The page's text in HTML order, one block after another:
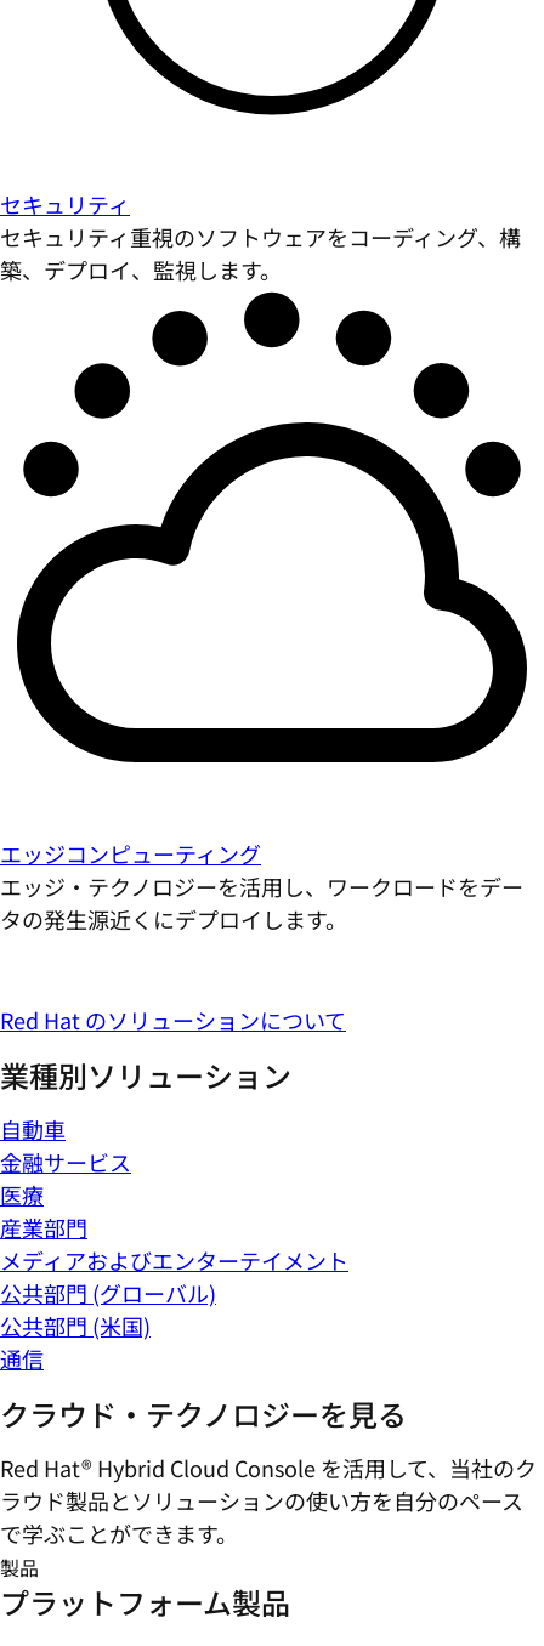
セキュリティ
セキュリティ重視のソフトウェアをコーディング、構
築、デプロイ、監視します。
エッジコンピューティング
エッジ・テクノロジーを活用し、ワークロードをデー
タの発生源近くにデプロイします。
Red Hat のソリューションについて
業種別ソリューション
自動車
金融サービス
医療
産業部門
メディアおよびエンターテイメント
公共部門 (グローバル)
公共部門 (米国)
通信
クラウド・テクノロジーを見る
Red Hat® Hybrid Cloud Console を活用して、当社のク
ラウド製品とソリューションの使い方を自分のペース
で学ぶことができます。
製品
プラットフォーム製品